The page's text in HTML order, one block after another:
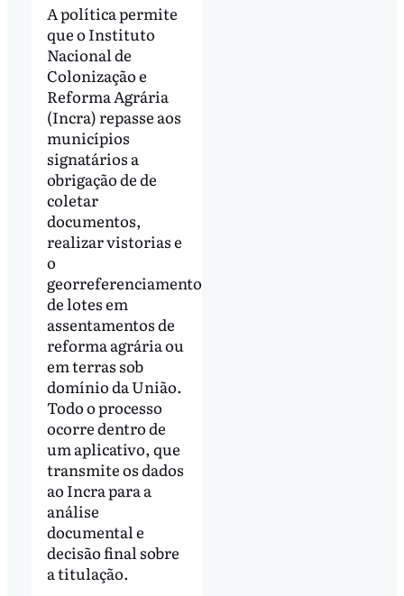
A política permite
que o Instituto
Nacional de
Colonização e
Reforma Agrária
(Incra) repasse aos
municípios
signatários a
obrigação de de
coletar
documentos,
realizar vistorias e
o
georreferenciamento
de lotes em
assentamentos de
reforma agrária ou
em terras sob
domínio da União.
Todo o processo
ocorre dentro de
um aplicativo, que
transmite os dados
ao Incra para a
análise
documental e
decisão final sobre
a titulação.